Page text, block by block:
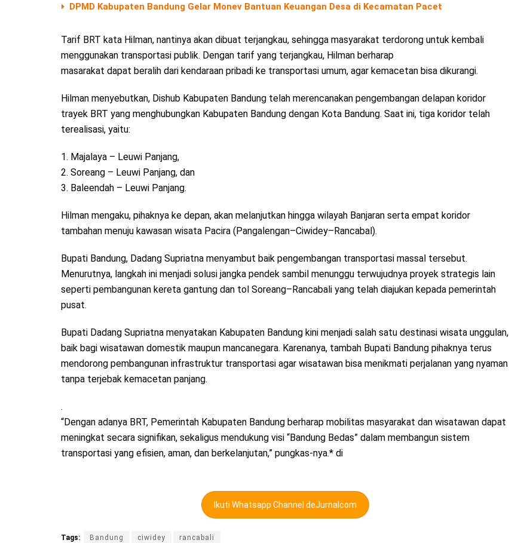
DPMD Kabupaten Bandung Gelar Monev Bantuan Keuangan Desa di Kecamatan Pacet
Tarif BRT kata Hilman, nantinya akan dibuat terjangkau, sehingga masyarakat terdorong untuk kembali
menggunakan transportasi publik. Dengan tarif yang terjangkau, Hilman berharap
masarakat dapat beralih dari kendaraan pribadi ke transportasi umum, agar kemacetan bisa dikurangi.
Hilman menyebutkan, Dishub Kabupaten Bandung telah merencanakan pengembangan delapan koridor
trayek BRT yang menghubungkan Kabupaten Bandung dengan Kota Bandung. Saat ini, tiga koridor telah
terealisasi, yaitu:
1. Majalaya – Leuwi Panjang,
2. Soreang – Leuwi Panjang, dan
3. Baleendah – Leuwi Panjang.
Hilman mengaku, pihaknya ke depan, akan melanjutkan hingga wilayah Banjaran serta empat koridor
tambahan menuju kawasan wisata Pacira (Pangalengan–Ciwidey–Rancabal).
Bupati Bandung, Dadang Supriatna menyambut baik pengembangan transportasi massal tersebut.
Menurutnya, langkah ini menjadi solusi jangka pendek sambil menunggu terwujudnya proyek strategis lain
seperti pembangunan kereta gantung dan tol Soreang–Rancabali yang telah diajukan kepada pemerintah
pusat.
Bupati Dadang Supriatna menyatakan Kabupaten Bandung kini menjadi salah satu destinasi wisata unggulan,
baik bagi wisatawan domestik maupun mancanegara. Karenanya, tambah Bupati Bandung pihaknya terus
mendorong pembangunan infrastruktur transportasi agar wisatawan bisa menikmati perjalanan yang nyaman
tanpa terjebak kemacetan panjang.
.
“Dengan adanya BRT, Pemerintah Kabupaten Bandung berharap mobilitas masyarakat dan wisatawan dapat
meningkat secara signifikan, sekaligus mendukung visi “Bandung Bedas” dalam membangun sistem
transportasi yang efisien, aman, dan berkelanjutan,” pungkas-nya.* di
Ikuti Whatsapp Channel deJurnalcom
Tags: Bandung ciwidey rancabali